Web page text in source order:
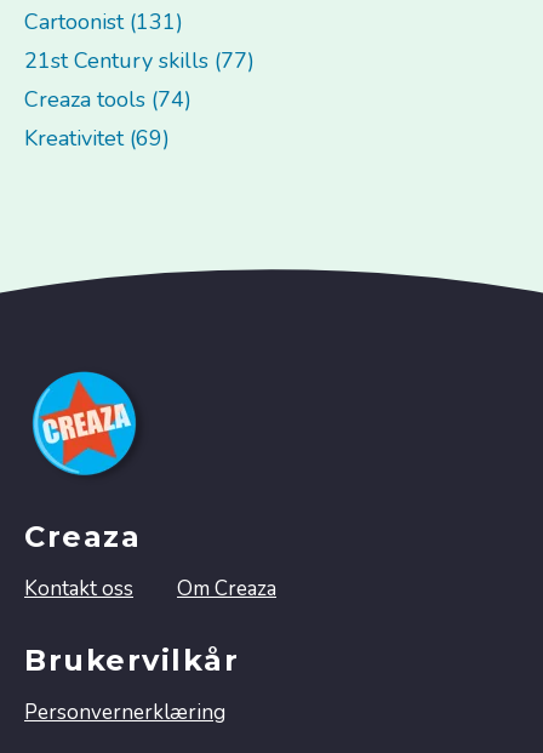
Cartoonist (131)
21st Century skills (77)
Creaza tools (74)
Kreativitet (69)
Creaza
Kontakt oss Om Creaza
Brukervilkår
Personvernerklæring